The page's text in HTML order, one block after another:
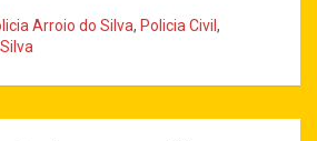
Arroio do Silva, Policia Civil ,